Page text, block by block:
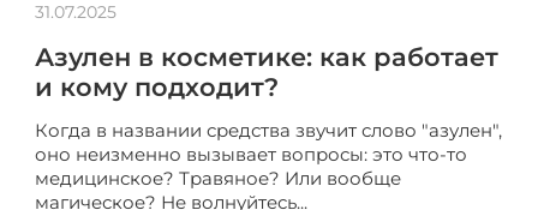
Азулен в косметике: как работает
и кому подходит?
Когда в названии средства звучит слово "азулен",
оно неизменно вызывает вопросы: это что-то
медицинское? Травяное? Или вообще
магическое? Не волнуйтесь...
31.07.2025